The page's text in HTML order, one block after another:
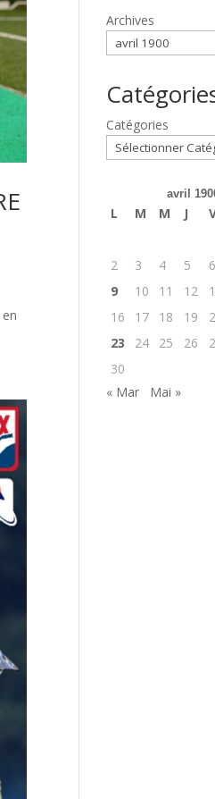
Archives
Catégories
avril
L M M J
2
3 4 5 6
9
10 11 12
16
17 18 19
23
24 25 26
30
« Mar
Mai »